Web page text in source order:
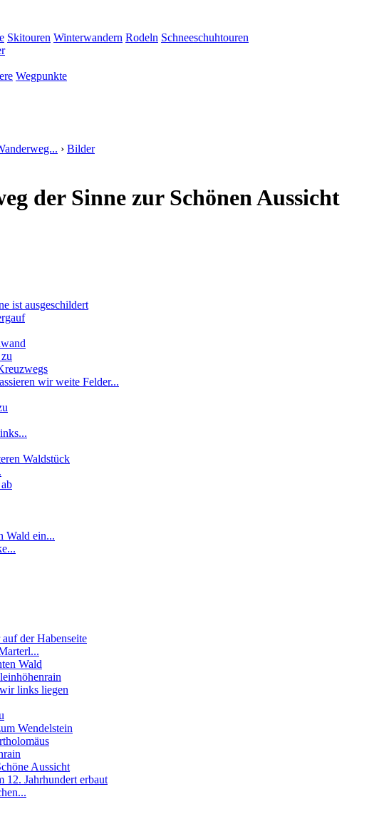
Skitouren Winterwandern Rodeln Schneeschuhtouren
Wegpunkte
› Bilder
der Sinne zur Schönen Aussicht